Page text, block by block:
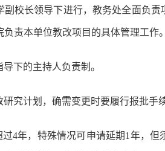
校长领导下进行，教务处全面负责
责本单位教改项目的具体管理工作。
下的主持人负责制。
究计划，确需变更时要履行报批手续
过4年，特殊情况可申请延期1年，